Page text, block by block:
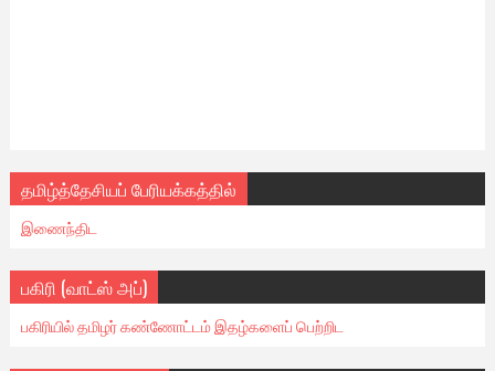
தமிழ்த்தேசியப் பேரியக்கத்தில்
இணைந்திட
பகிரி (வாட்ஸ் அப்)
பகிரியில் தமிழர் கண்ணோட்டம் இதழ்களைப் பெற்றிட